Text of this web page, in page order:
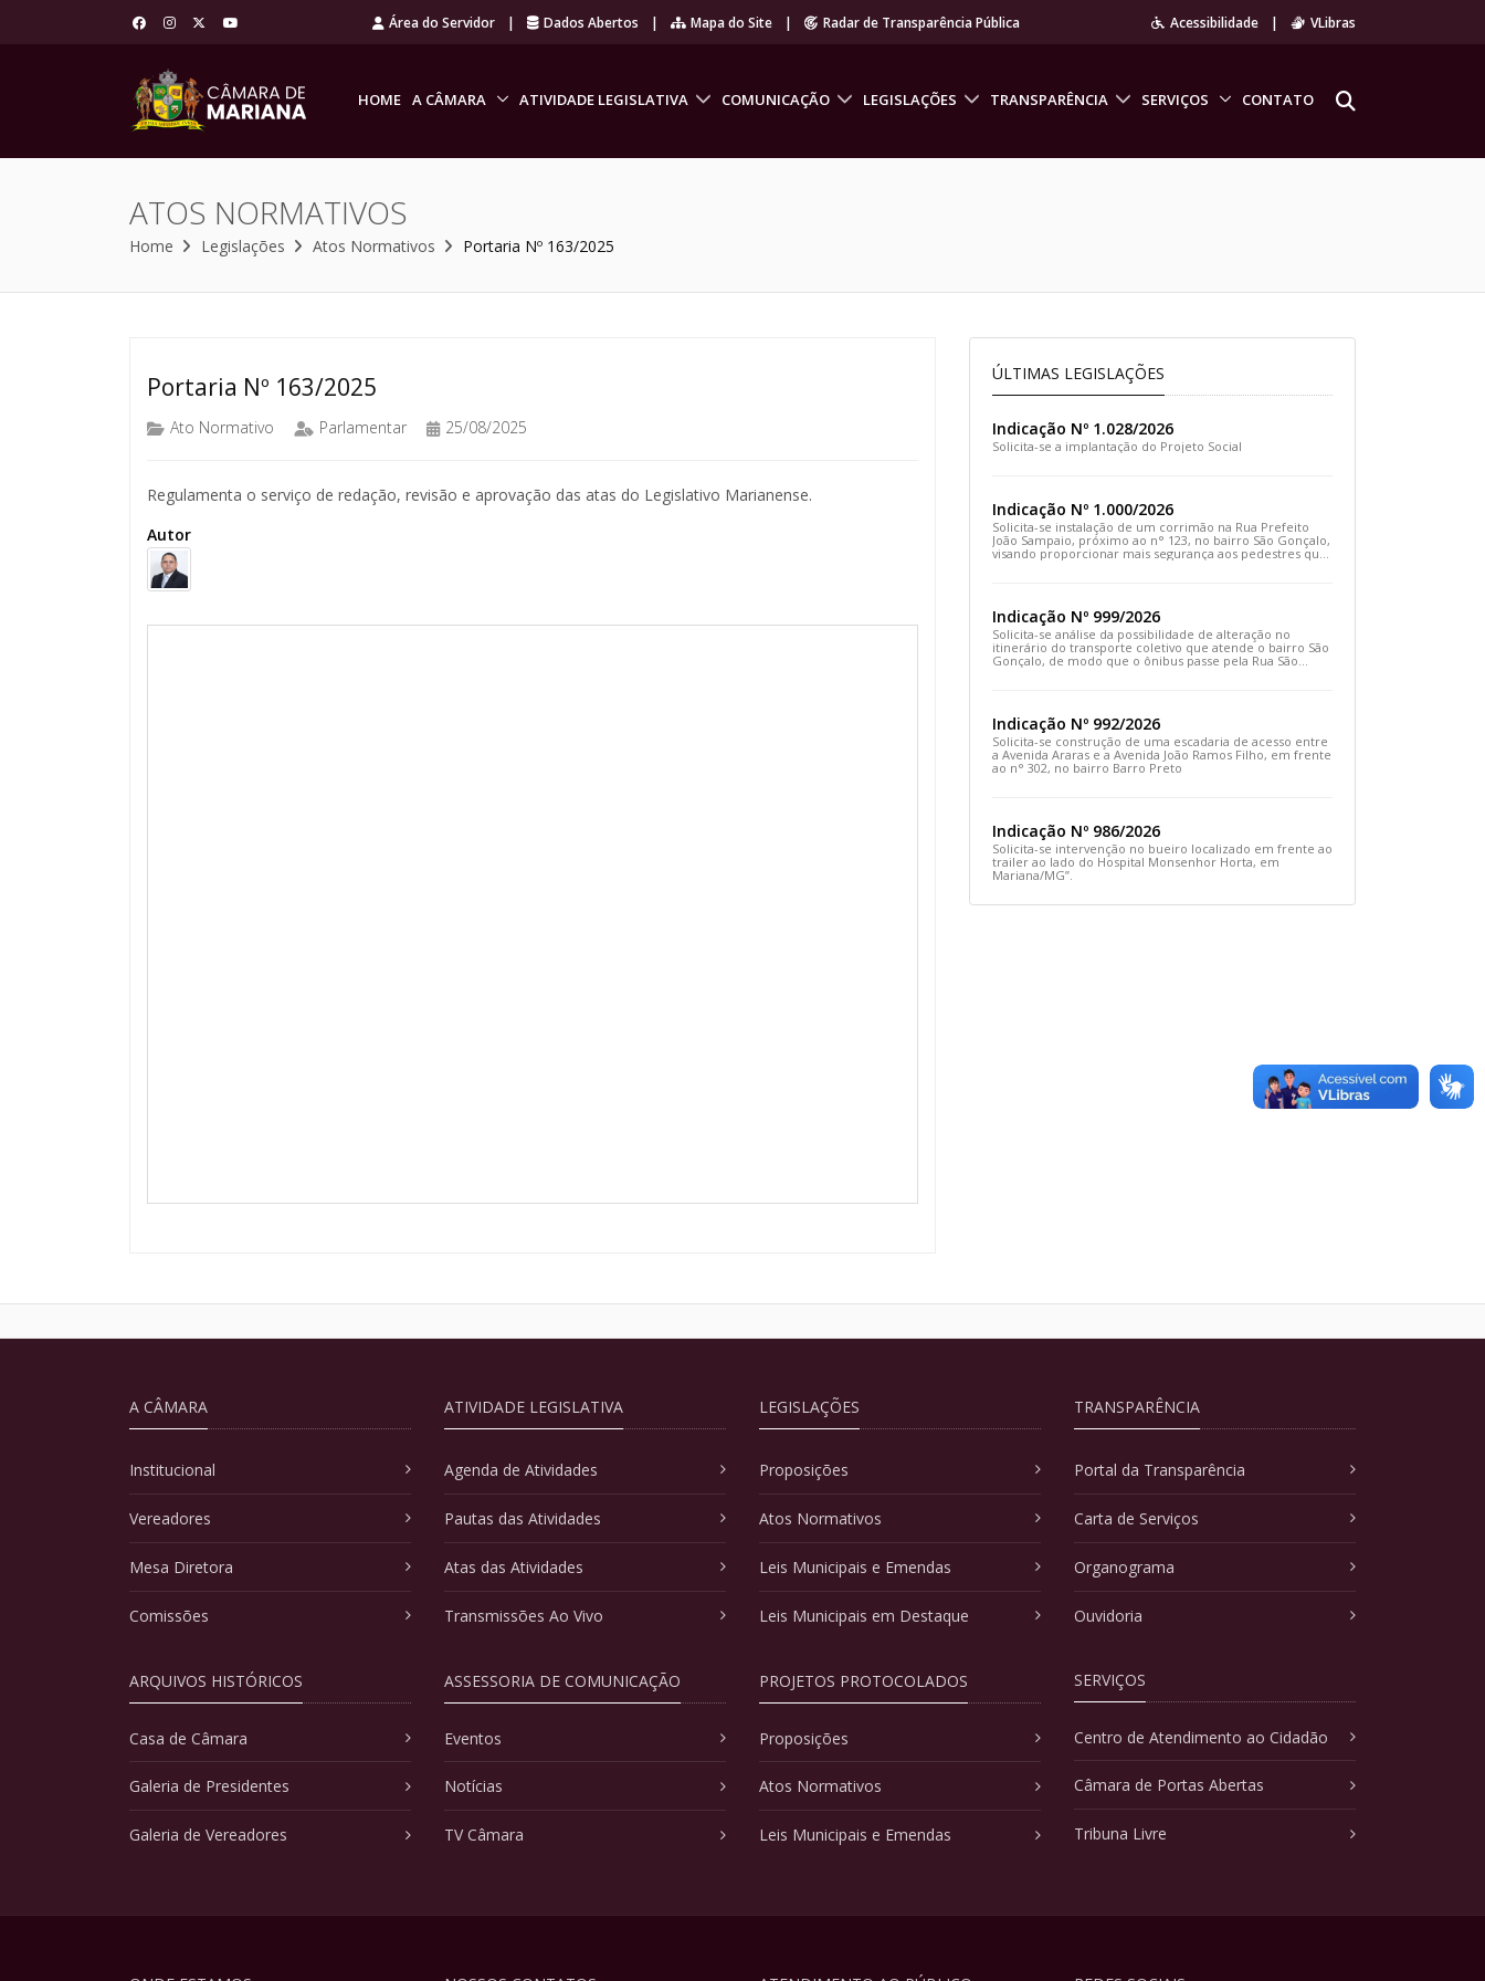
Área do Servidor | Dados Abertos | Mapa do Site | Radar de Transparência Pública Acessibilidade | VLibras
HOME A CÂMARA ATIVIDADE LEGISLATIVA COMUNICAÇÃO LEGISLAÇÕES TRANSPARÊNCIA SERVIÇOS CONTATO
ATOS NORMATIVOS
Home Legislações Atos Normativos Portaria Nº 163/2025
Portaria Nº 163/2025
Ato Normativo Parlamentar 25/08/2025
Regulamenta o serviço de redação, revisão e aprovação das atas do Legislativo Marianense.
Autor
ÚLTIMAS LEGISLAÇÕES
Indicação Nº 1.028/2026
Solicita-se a implantação do Projeto Social
Indicação Nº 1.000/2026
Solicita-se instalação de um corrimão na Rua Prefeito
João Sampaio, próximo ao n° 123, no bairro São Gonçalo,
visando proporcionar mais segurança aos pedestres que
transitam pelo local
Indicação Nº 999/2026
Solicita-se análise da possibilidade de alteração no
itinerário do transporte coletivo que atende o bairro São
Gonçalo, de modo que o ônibus passe pela Rua São
Gonçalo, desça pela Travessa São Gonçalo e siga pela
Indicação Nº 992/2026
Solicita-se construção de uma escadaria de acesso entre
a Avenida Araras e a Avenida João Ramos Filho, em frente
ao n° 302, no bairro Barro Preto
Indicação Nº 986/2026
Solicita-se intervenção no bueiro localizado em frente ao
trailer ao lado do Hospital Monsenhor Horta, em
Mariana/MG”.
A CÂMARA
Institucional
Vereadores
Mesa Diretora
Comissões
ARQUIVOS HISTÓRICOS
Casa de Câmara
Galeria de Presidentes
Galeria de Vereadores
ATIVIDADE LEGISLATIVA
Agenda de Atividades
Pautas das Atividades
Atas das Atividades
Transmissões Ao Vivo
ASSESSORIA DE COMUNICAÇÃO
Eventos
Notícias
TV Câmara
LEGISLAÇÕES
Proposições
Atos Normativos
Leis Municipais e Emendas
Leis Municipais em Destaque
PROJETOS PROTOCOLADOS
Proposições
Atos Normativos
Leis Municipais e Emendas
TRANSPARÊNCIA
Portal da Transparência
Carta de Serviços
Organograma
Ouvidoria
SERVIÇOS
Centro de Atendimento ao Cidadão
Câmara de Portas Abertas
Tribuna Livre